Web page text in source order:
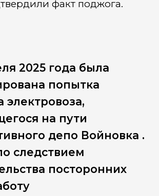
факт поджога.
2025 года была
попытка
электровоза,
на пути
депо Войновка .
следствием
посторонних